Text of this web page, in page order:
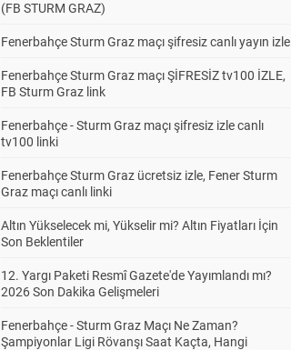
(FB STURM GRAZ)
Fenerbahçe Sturm Graz maçı şifresiz canlı yayın izle
Fenerbahçe Sturm Graz maçı ŞİFRESİZ tv100 İZLE,
FB Sturm Graz link
Fenerbahçe - Sturm Graz maçı şifresiz izle canlı
tv100 linki
Fenerbahçe Sturm Graz ücretsiz izle, Fener Sturm
Graz maçı canlı linki
Altın Yükselecek mi, Yükselir mi? Altın Fiyatları İçin
Son Beklentiler
12. Yargı Paketi Resmî Gazete'de Yayımlandı mı?
2026 Son Dakika Gelişmeleri
Fenerbahçe - Sturm Graz Maçı Ne Zaman?
Şampiyonlar Ligi Rövanşı Saat Kaçta, Hangi